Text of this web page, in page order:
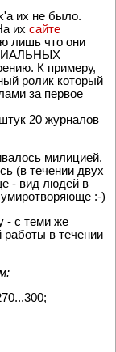
их не было.
их сайте
лишь что они
К примеру,
ролик который
за первое
20 журналов
милицией.
(в течении двух
- вид людей в
:-)
- с теми же
в течении